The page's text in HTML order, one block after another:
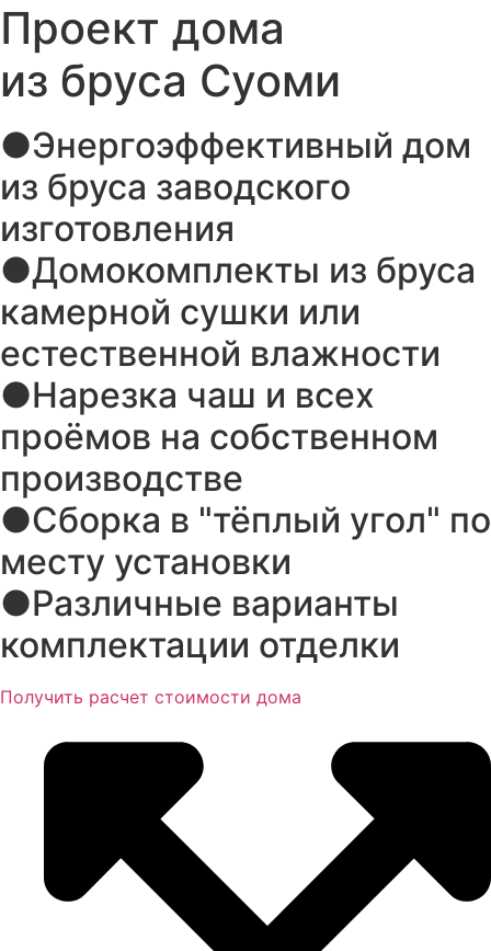
Проект дома
из бруса Суоми
●Энергоэффективный дом
из бруса заводского
изготовления
●Домокомплекты из бруса
камерной сушки или
естественной влажности
●Нарезка чаш и всех
проёмов на собственном
производстве
●Сборка в "тёплый угол" по
месту установки
●Различные варианты
комплектации отделки
Получить расчет стоимости дома